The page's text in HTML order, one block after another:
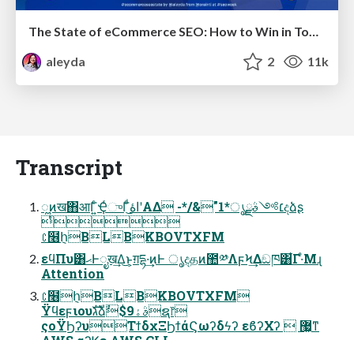
aleyda
2 11k
Transcript
ೣͷख΋आΓ͍ͨҾͬுΓͩ͜اۀʹΑΔ -*/&"1*׆༻ࣄྫൃදձʂ

∁໦݈հBLBKBOVTXFM
εϥΠυ͸ޙͰೖख͢Δ͜ͱ͕ग़དྷ·͢ͷͰ ൃදதͷ಺༰ΛϝϞ͢Δඞཁ͸͋Γ·ͤΜɻ
Attention
∁໦݈հBLBKBOVTXFM
Ϋϥεϝιουגࣜձࣾ$9ࣄۀຊ෦
ςοΫϦʔυΤϯδχΞϦϯάϚωʔδϟʔ εϐʔΧʔ  ޷͖ͳ